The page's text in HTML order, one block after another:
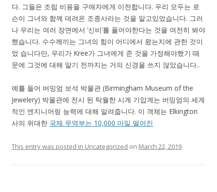
다. 그들은 조립 비용을 구매자에게 이전합니다. 우리 모두는 로
슨이 그녀와 함께 데려온 조종사라는 것을 알고있었습니다. 그러
나 우리는 여러 장면에서 ‘신비’를 풀어야한다는 것을 여전히 봐야
했습니다. 수수께끼는 그녀의 힘이 어디에서 왔는지에 관한 것이
었 습니다만, 우리가 Kree가 그녀에게 준 것을 가정해야했기 때
문에 그것에 대해 알기 전까지는 거의 신경을 쓰지 않았습니다..
예를 들어 버밍엄 보석 박물관 (Birmingham Museum of the
Jewelery) 박물관에 전시 된 탁월한 시계 기압계는 버밍엄의 세계
적인 엔지니어링 능력에 대해 알려줍니다. 이 객체는 Elkington
사의 위대한 국제 무역부는 10,000 마일 떨어진
This entry was posted in Uncategorized on March 22, 2019.